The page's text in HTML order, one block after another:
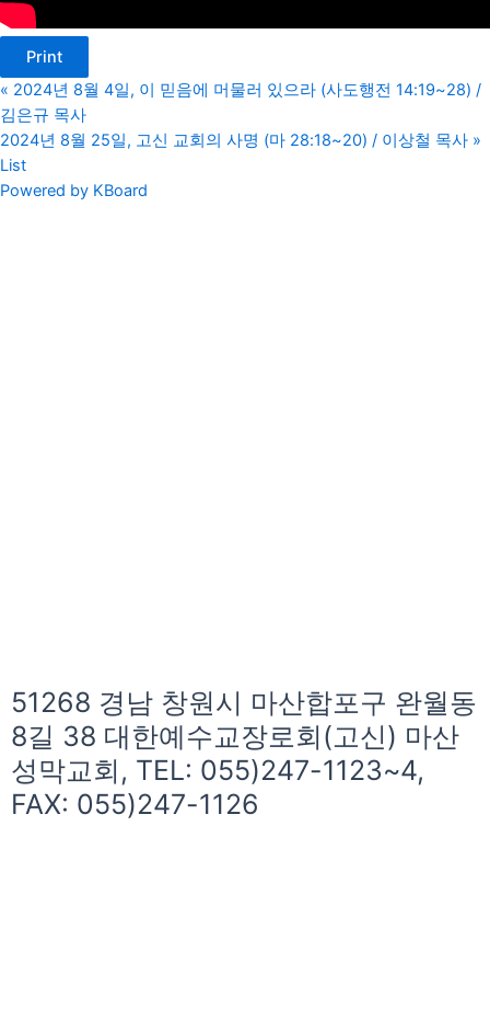
Print
« 2024년 8월 4일, 이 믿음에 머물러 있으라 (사도행전 14:19~28) /
김은규 목사
2024년 8월 25일, 고신 교회의 사명 (마 28:18~20) / 이상철 목사 »
List
Powered by KBoard
51268 경남 창원시 마산합포구 완월동
8길 38 대한예수교장로회(고신) 마산
성막교회, TEL: 055)247-1123~4,
FAX: 055)247-1126